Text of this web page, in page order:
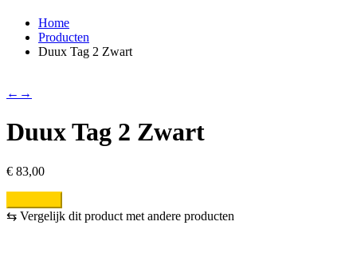
Home
Producten
Duux Tag 2 Zwart
← →
Duux Tag 2 Zwart
€ 83,00
⇆ Vergelijk dit product met andere producten